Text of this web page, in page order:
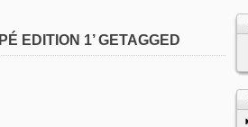
EDITION 1’ GETAGGED